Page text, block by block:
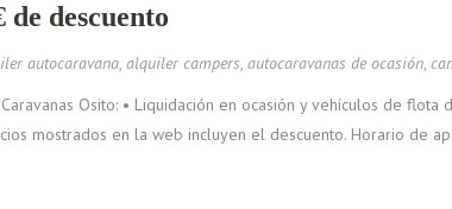
de descuento
autocaravana, alquiler campers, autocaravanas de ocasión,
Osito: • Liquidación en ocasión y vehículos de
mostrados en la web incluyen el descuento. Horario de